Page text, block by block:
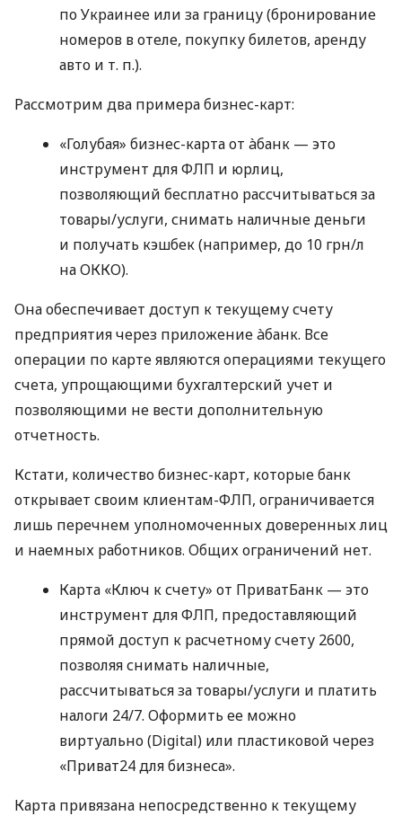
по Украинее или за границу (бронирование
номеров в отеле, покупку билетов, аренду
авто и т. п.).
Рассмотрим два примера бизнес-карт:
«Голубая» бизнес-карта от àбанк — это
инструмент для ФЛП и юрлиц,
позволяющий бесплатно рассчитываться за
товары/услуги, снимать наличные деньги
и получать кэшбек (например, до 10 грн/л
на ОККО).
Она обеспечивает доступ к текущему счету
предприятия через приложение àбанк. Все
операции по карте являются операциями текущего
счета, упрощающими бухгалтерский учет и
позволяющими не вести дополнительную
отчетность.
Кстати, количество бизнес-карт, которые банк
открывает своим клиентам-ФЛП, ограничивается
лишь перечнем уполномоченных доверенных лиц
и наемных работников. Общих ограничений нет.
Карта «Ключ к счету» от ПриватБанк — это
инструмент для ФЛП, предоставляющий
прямой доступ к расчетному счету 2600,
позволяя снимать наличные,
рассчитываться за товары/услуги и платить
налоги 24/7. Оформить ее можно
виртуально (Digital) или пластиковой через
«Приват24 для бизнеса».
Карта привязана непосредственно к текущему